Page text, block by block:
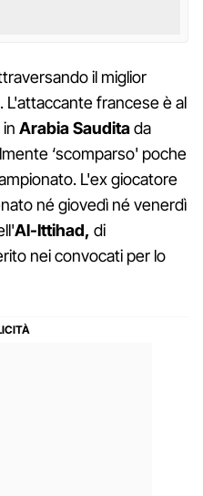
il miglior
L'attaccante francese è al
Arabia Sauditada
‘scomparso' poche
L'ex giocatore
né giovedì né venerdì
Al-Ittihad, di
nei convocati per lo